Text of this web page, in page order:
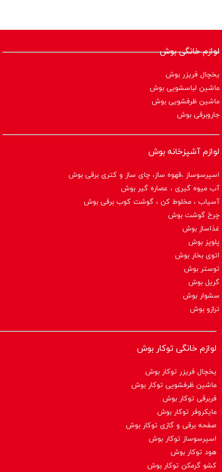
لوازم خانگی بوش
یخچال فریزر بوش
ماشین لباسشویی بوش
ماشین ظرفشویی بوش
جاروبرقی بوش
لوازم آشپزخانه بوش
اسپرسوساز ،قهوه ساز، چای ساز و کتری برقی بوش
آب میوه گیری ، عصاره گیر بوش
آسیاب ، مخلوط کن ، گوشت کوب برقی بوش
چرخ گوشت بوش
غذاساز بوش
پلوپز بوش
اتوی بخار بوش
توستر بوش
گریل بوش
سشوار بوش
ترازو بوش
لوازم خانگی توکار بوش
یخچال فریزر توکار بوش
ماشین ظرفشویی توکار بوش
فربرقی توکار بوش
مایکروفر توکار بوش
صفحه برقی و گازی توکار بوش
اسپرسوساز توكار بوش
هود توکار بوش
کشو گرمکن توکار بوش